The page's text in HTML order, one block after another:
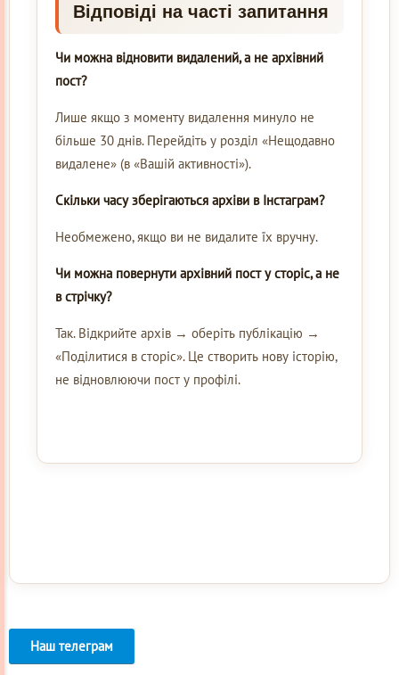
Відповіді на часті запитання
Чи можна відновити видалений, а не архівний
пост?
Лише якщо з моменту видалення минуло не
більше 30 днів. Перейдіть у розділ «Нещодавно
видалене» (в «Вашій активності»).
Скільки часу зберігаються архіви в Інстаграм?
Необмежено, якщо ви не видалите їх вручну.
Чи можна повернути архівний пост у сторіс, а не
в стрічку?
Так. Відкрийте архів → оберіть публікацію →
«Поділитися в сторіс». Це створить нову історію,
не відновлюючи пост у профілі.
Наш телеграм